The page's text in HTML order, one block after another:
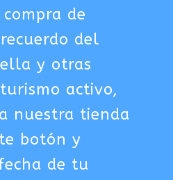
de
del
y otras
activo,
nuestra tienda
botón y
de tu